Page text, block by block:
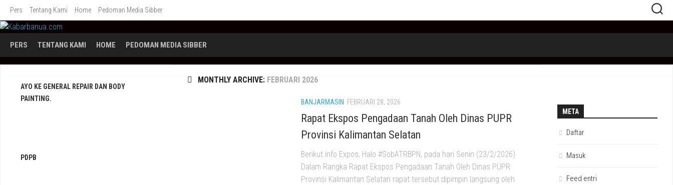
Skip
content
Pers Tentang Kami Home Pedoman Media Sibber
PERS TENTANG KAMI HOME PEDOMAN MEDIA SIBBER
MONTHLY ARCHIVE: FEBRUARI 2026
BANJARMASIN FEBRUARI 28, 2026
Rapat Ekspos Pengadaan Tanah Oleh Dinas PUPR
Provinsi Kalimantan Selatan
Berikut info Expos, Halo #SobATRBPN, pada hari Senin (23/2/2026)
Dalam Rangka Rapat Ekspos Pengadaan Tanah Oleh Dinas PUPR
Provinsi Kalimantan Selatan rapat tersebut dipimpin langsung oleh
AYO KE GENERAL REPAIR DAN BODY
PAINTING.
PDPB
META
Daftar
Masuk
Feed entri